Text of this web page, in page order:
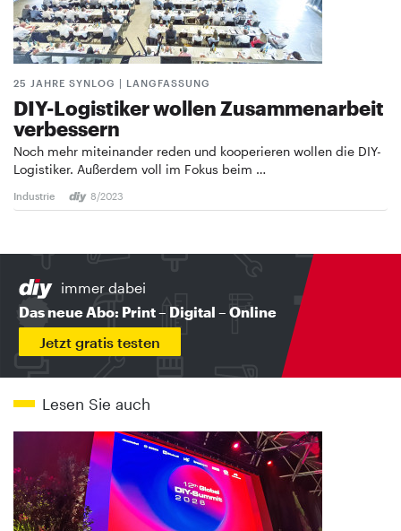
25 JAHRE SYNLOG | LANGFASSUNG
DIY-Logistiker wollen Zusammenarbeit
verbessern
Noch mehr miteinander reden und kooperieren wollen die DIY-
Logistiker. Außerdem voll im Fokus beim …
Industrie 8/2023
immer dabei
Das neue Abo: Print – Digital – Online
Jetzt gratis testen
Lesen Sie auch